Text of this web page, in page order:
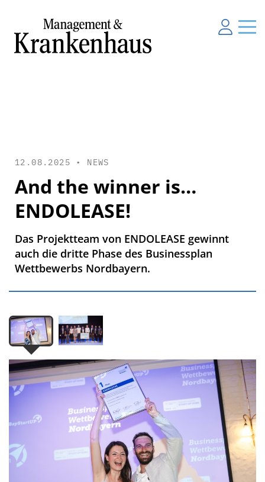
12.08.2025 • NEWS
And the winner is…
ENDOLEASE!
Das Projektteam von ENDOLEASE gewinnt
auch die dritte Phase des Businessplan
Wettbewerbs Nordbayern.